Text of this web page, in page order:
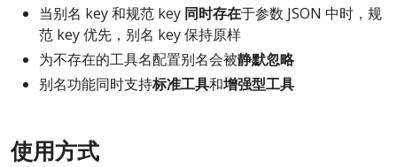
当别名 key 和规范 key 同时存在于参数 JSON 中时，规
范 key 优先，别名 key 保持原样
为不存在的工具名配置别名会被静默忽略
别名功能同时支持标准工具和增强型工具
使用方式